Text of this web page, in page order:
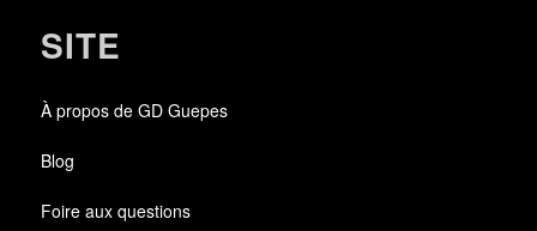
SITE
À propos de GD Guepes
Blog
Foire aux questions